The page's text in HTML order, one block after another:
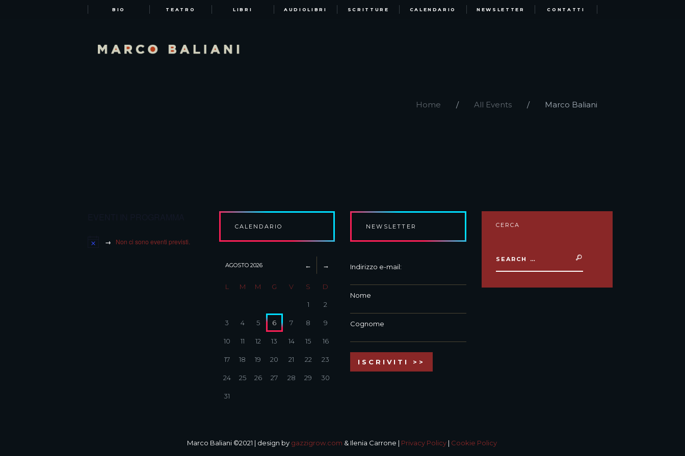
BIO TEATRO LIBRI AUDIOLIBRI SCRITTURE CALENDARIO NEWSLETTER CONTATTI
Home All Events Marco Baliani
Non ci sono eventi previsti.
CALENDARIO
AGOSTO 2026
L M M G V S D
1 2
3 4 5 6 7 8 9
10 11 12 13 14 15 16
17 18 19 20 21 22 23
24 25 26 27 28 29 30
31
NEWSLETTER
Indirizzo e-mail:
Nome
Cognome
CERCA
Marco Baliani ©2021 | design by gazzigrow.com & Ilenia Carrone | Privacy Policy| Cookie Policy